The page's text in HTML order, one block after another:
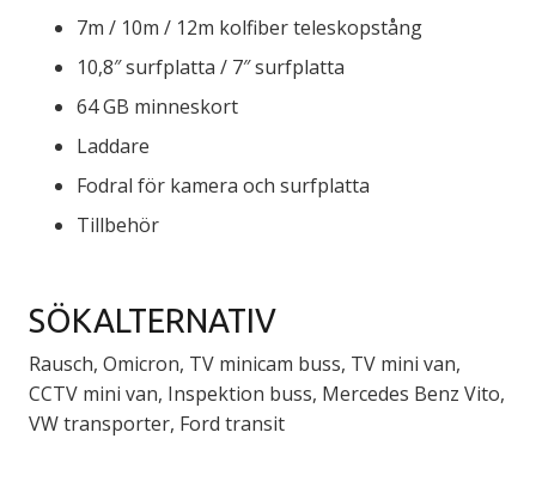
7m / 10m / 12m kolfiber teleskopstång
10,8″ surfplatta / 7″ surfplatta
64 GB minneskort
Laddare
Fodral för kamera och surfplatta
Tillbehör
SÖKALTERNATIV
Rausch, Omicron, TV minicam buss, TV mini van,
CCTV mini van, Inspektion buss, Mercedes Benz Vito,
VW transporter, Ford transit